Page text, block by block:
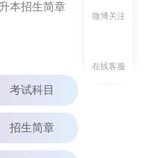
微博关注
在线客服
本招生简章
考试科目
招生简章